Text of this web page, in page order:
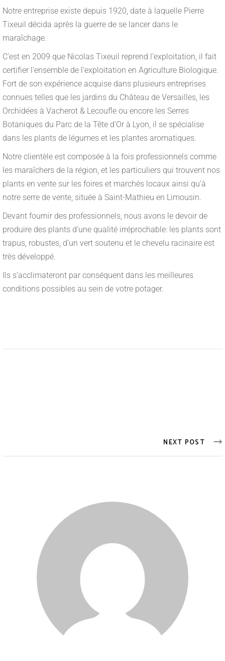
Notre entreprise existe depuis 1920, date à laquelle Pierre
Tixeuil décida après la guerre de se lancer dans le
maraîchage.
C’est en 2009 que Nicolas Tixeuil reprend l’exploitation, il fait
certifier l’ensemble de l’exploitation en Agriculture Biologique.
Fort de son expérience acquise dans plusieurs entreprises
connues telles que les jardins du Château de Versailles, les
Orchidées à Vacherot & Lecoufle ou encore les Serres
Botaniques du Parc de la Tête d’Or à Lyon, il se spécialise
dans les plants de légumes et les plantes aromatiques.
Notre clientèle est composée à la fois professionnels comme
les maraîchers de la région, et les particuliers qui trouvent nos
plants en vente sur les foires et marchés locaux ainsi qu’à
notre serre de vente, située à Saint-Mathieu en Limousin.
Devant fournir des professionnels, nous avons le devoir de
produire des plants d’une qualité irréprochable: les plants sont
trapus, robustes, d’un vert soutenu et le chevelu racinaire est
très développé.
Ils s’acclimateront par conséquent dans les meilleures
conditions possibles au sein de votre potager.
NEXT POST